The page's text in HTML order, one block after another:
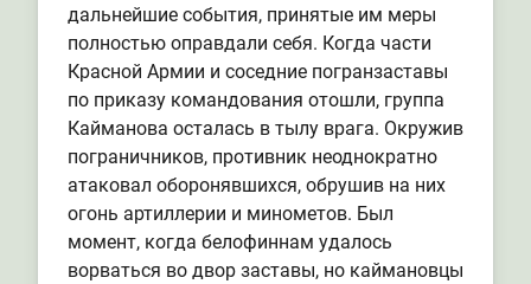
дальнейшие события, принятые им меры
полностью оправдали себя. Когда части
Красной Армии и соседние погранзаставы
по приказу командования отошли, группа
Кайманова осталась в тылу врага. Окружив
пограничников, противник неоднократно
атаковал оборонявшихся, обрушив на них
огонь артиллерии и минометов. Был
момент, когда белофиннам удалось
ворваться во двор заставы, но каймановцы